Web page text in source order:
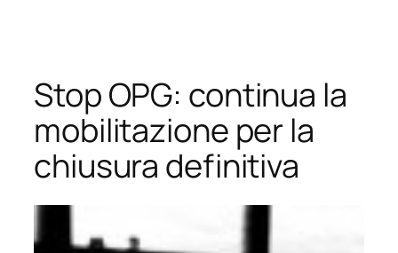
contenuto
Stop OPG: continua la
mobilitazione per la
chiusura definitiva